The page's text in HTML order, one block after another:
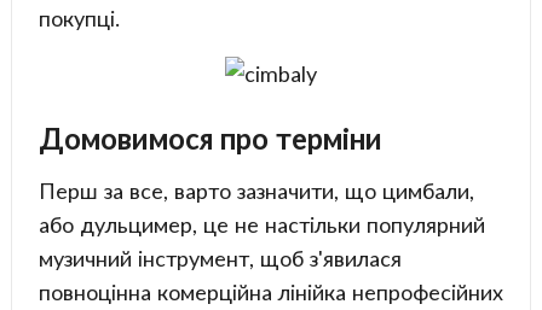
покупці.
Домовимося про терміни
Перш за все, варто зазначити, що цимбали,
або дульцимер, це не настільки популярний
музичний інструмент, щоб з'явилася
повноцінна комерційна лінійка непрофесійних